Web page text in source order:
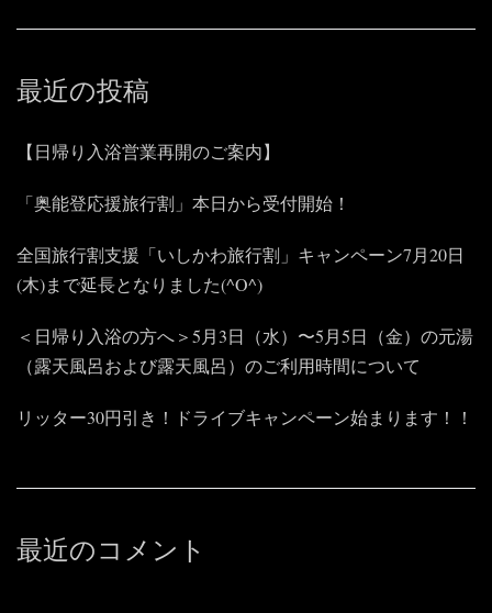
最近の投稿
【日帰り入浴営業再開のご案内】
「奥能登応援旅行割」本日から受付開始！
全国旅行割支援「いしかわ旅行割」キャンペーン7月20日
(木)まで延長となりました(^O^)
＜日帰り入浴の方へ＞5月3日（水）〜5月5日（金）の元湯
（露天風呂および露天風呂）のご利用時間について
リッター30円引き！ドライブキャンペーン始まります！！
最近のコメント